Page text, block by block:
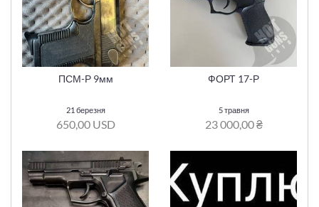
ПСМ-Р 9мм
21 березня
650,00 USD
ФОРТ 17-Р
5 травня
23 000,00 ₴